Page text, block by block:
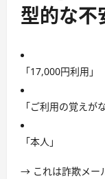
型的な不
「17,000円利用」
「ご利用の覚えが
「本人」
→ これは詐欺メー